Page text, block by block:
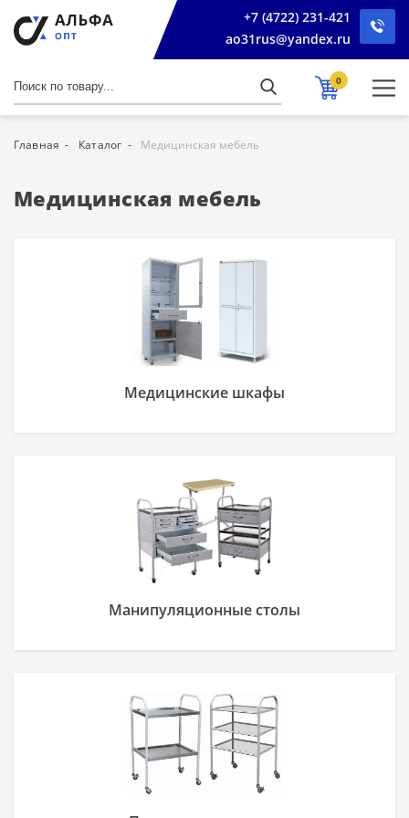
+7 (4722) 231-421
ao31rus@yandex.ru
0
Главная Каталог Медицинская мебель
Медицинская мебель
Медицинские шкафы
Манипуляционные столы